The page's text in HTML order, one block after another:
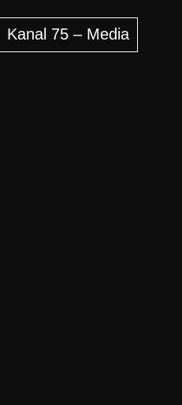
Kanal 75 – Media